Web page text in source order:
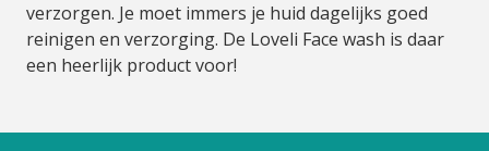
verzorgen. Je moet immers je huid dagelijks goed
reinigen en verzorging. De Loveli Face wash is daar
een heerlijk product voor!